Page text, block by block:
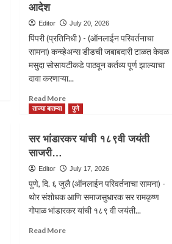
आदेश
Editor July 20, 2026
पिंपरी (प्रतिनिधी ) - (ऑनलाईन परिवर्तनाचा
सामना) कन्व्हेअन्स डीडची जबाबदारी टाळत केवळ
मसुदा सोसायटीकडे पाठवून कर्तव्य पूर्ण झाल्याचा
दावा करणाऱ्या...
Read MoreRead
more
कन्व्हेअन्स
टाळणाऱ्या
महारेराचा
दणका;
३०
दिवसांत
दस्त
आदेश
ताज्या बातम्या पुणे
सर भांडारकर यांची १८९वी जयंती
साजरी…
Editor July 17, 2026
पुणे, दि. ६ जुलै (ऑनलाईन परिवर्तनाचा सामना) -
थोर संशोधक आणि समाजसुधारक सर रामकृष्ण
गोपाळ भांडारकर यांची १८९ वी जयंती...
Read MoreRead